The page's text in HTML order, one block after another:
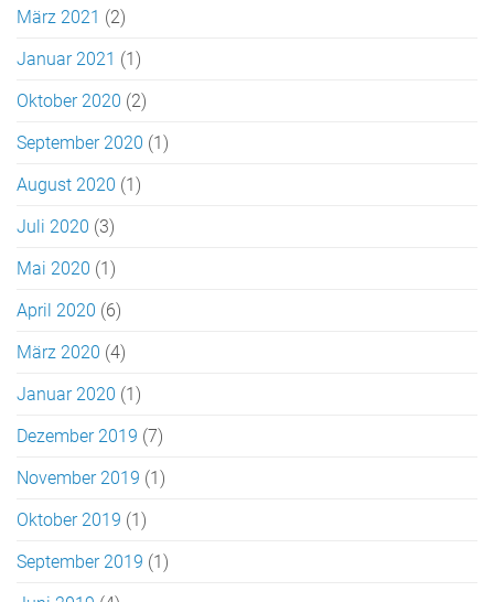
März 2021 (2)
Januar 2021 (1)
Oktober 2020 (2)
September 2020 (1)
August 2020 (1)
Juli 2020 (3)
Mai 2020 (1)
April 2020 (6)
März 2020 (4)
Januar 2020 (1)
Dezember 2019 (7)
November 2019 (1)
Oktober 2019 (1)
September 2019 (1)